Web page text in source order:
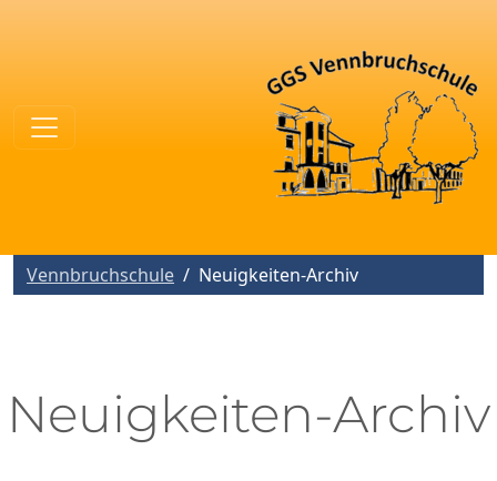
Vennbruchschule Neuigkeiten-Archiv
Neuigkeiten-Archiv